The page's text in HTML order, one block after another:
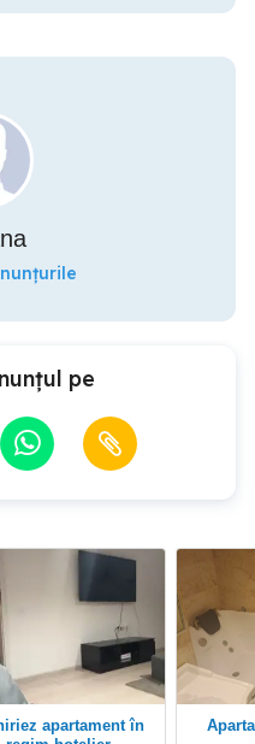
pe
apartament in regim